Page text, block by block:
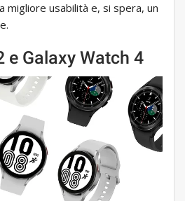
migliore usabilità e, si spera, un
e Galaxy Watch 4